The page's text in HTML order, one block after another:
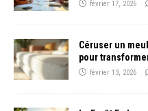
février 17, 2026
Céruser un
pour
février 13, 2026